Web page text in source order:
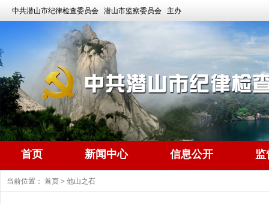
中共潜山市纪律检查委员会 潜山市监察委员会 主办
首页 新闻中心 信息公开 监
当前位置： 首页> 他山之石